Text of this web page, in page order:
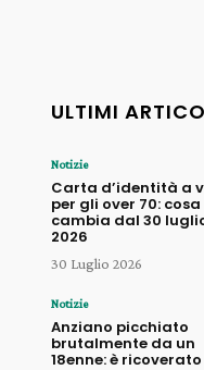
ULTIMI
Notizie
Carta d’identità a
per gli over 70: cosa
cambia dal 30
2026
30 Luglio 2026
Notizie
Anziano picchiato
brutalmente da un
18enne: è